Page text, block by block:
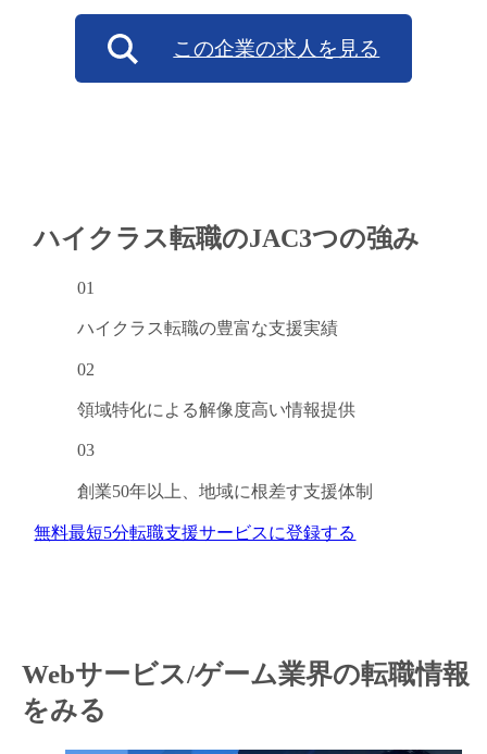
この企業の求人を見る
ハイクラス転職のJAC3つの強み
01
ハイクラス転職の豊富な支援実績
02
領域特化による解像度高い情報提供
03
創業50年以上、地域に根差す支援体制
無料最短5分転職支援サービスに登録する
Webサービス/ゲーム業界の転職情報
をみる